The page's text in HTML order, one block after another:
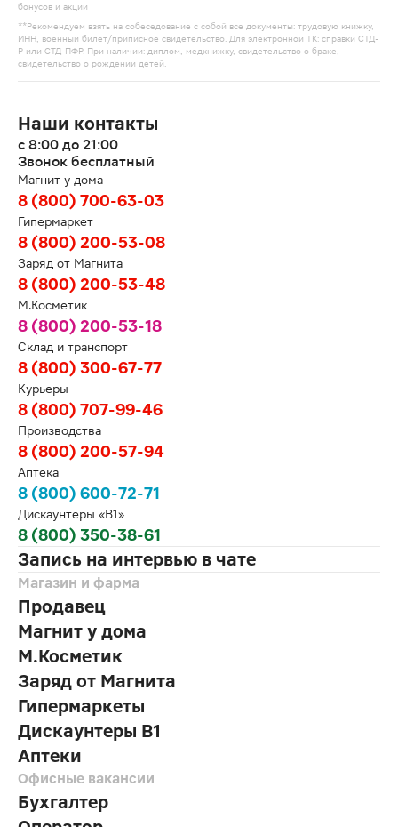
бонусов и акций
**Рекомендуем взять на собеседование с собой все документы: трудовую книжку,
ИНН, военный билет/приписное свидетельство. Для электронной ТК: справки СТД-
Р или СТД-ПФР. При наличии: диплом, медкнижку, свидетельство о браке,
свидетельство о рождении детей.
Наши контакты
с 8:00 до 21:00
Звонок бесплатный
Магнит у дома
8 (800) 700-63-03
Гипермаркет
8 (800) 200-53-08
Заряд от Магнита
8 (800) 200-53-48
М.Косметик
8 (800) 200-53-18
Склад и транспорт
8 (800) 300-67-77
Курьеры
8 (800) 707-99-46
Производства
8 (800) 200-57-94
Аптека
8 (800) 600-72-71
Дискаунтеры «В1»
8 (800) 350-38-61
Запись на интервью в чате
Магазин и фарма
Продавец
Магнит у дома
М.Косметик
Заряд от Магнита
Гипермаркеты
Дискаунтеры В1
Аптеки
Офисные вакансии
Бухгалтер